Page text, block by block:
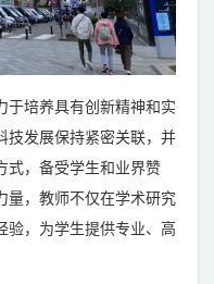
于培养具有创新精神和实
技发展保持紧密关联，并
式，备受学生和业界赞
量，教师不仅在学术研究
验，为学生提供专业、高